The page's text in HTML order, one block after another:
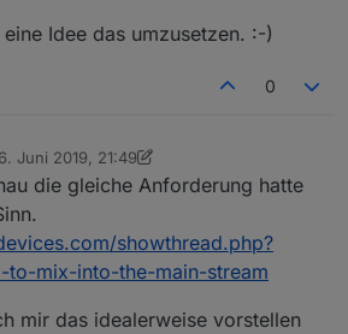
Idee das umzusetzen. :-)
0
6. Juni 2019, 21:49
von OliverIO6. Juli 2019, 00:01
die gleiche Anforderung hatte
showthread.php?
to-mix-into-the-main-stream
mir das idealerweise vorstellen